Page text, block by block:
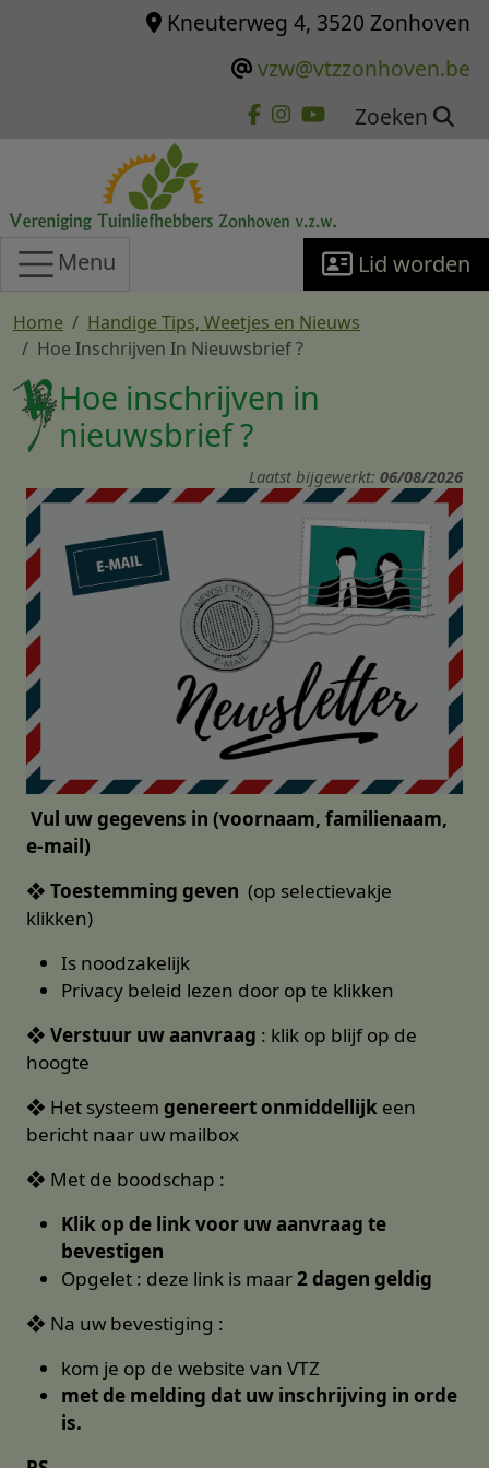
Overslaan en naar de inhoud gaanKneuterweg 4, 3520 Zonhoven
vzw@vtzzonhoven.be
Zoeken
Menu Lid worden
Home
Handige Tips, Weetjes en Nieuws
Hoe Inschrijven In Nieuwsbrief ?
Hoe inschrijven in
nieuwsbrief ?
Laatst bijgewerkt: 06/08/2026
Vul uw gegevens in (voornaam, familienaam,
e-mail)
❖ Toestemming geven (op selectievakje
klikken)
Is noodzakelijk
Privacy beleid lezen door op te klikken
❖ Verstuur uw aanvraag : klik op blijf op de
hoogte
❖ Het systeem genereert onmiddellijk een
bericht naar uw mailbox
❖ Met de boodschap :
Klik op de link voor uw aanvraag te
bevestigen
Opgelet : deze link is maar2 dagen geldig
❖ Na uw bevestiging :
kom je op de website van VTZ
met de melding dat uw inschrijving in orde
is.